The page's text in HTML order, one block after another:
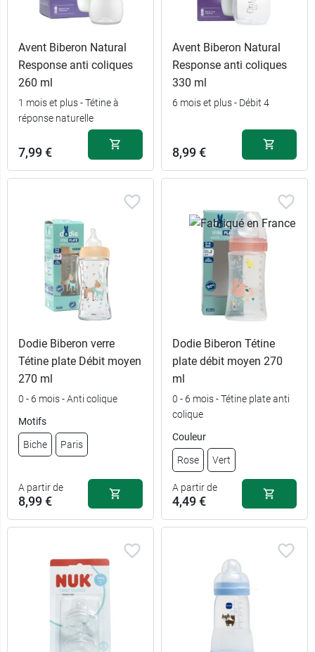
6,49 €
6,49 €
6,49 €
Jaune 6,49 €
Rose et Jaune 12,49 €
Avent Biberon Natural
Response anti coliques
260 ml
1 mois et plus - Tétine à
réponse naturelle
7,99 €
Avent Biberon Natural
Response anti coliques
330 ml
6 mois et plus - Débit 4
8,99 €
Dodie Biberon verre
Tétine plate Débit moyen
270 ml
0 - 6 mois - Anti colique
Motifs
Biche Paris
A partir de
8,99 €
Dodie Biberon Tétine
plate débit moyen 270
ml
0 - 6 mois - Tétine plate anti
colique
Couleur
Rose Vert
A partir de
4,49 €